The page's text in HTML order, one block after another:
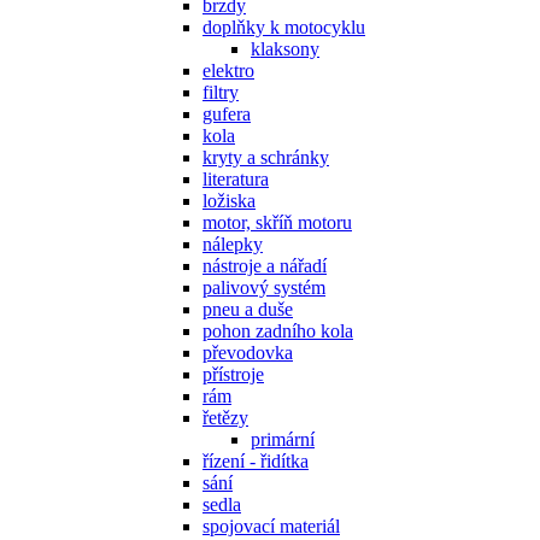
brzdy
doplňky k motocyklu
klaksony
elektro
filtry
gufera
kola
kryty a schránky
literatura
ložiska
motor, skříň motoru
nálepky
nástroje a nářadí
palivový systém
pneu a duše
pohon zadního kola
převodovka
přístroje
rám
řetězy
primární
řízení - řidítka
sání
sedla
spojovací materiál